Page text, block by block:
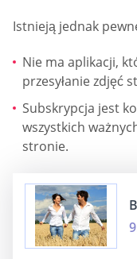
Istnieją jednak
Nie ma aplikacji,
przesyłanie zdjęć
Subskrypcja jest
wszystkich
stronie.